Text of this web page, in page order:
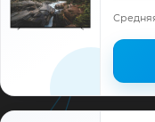
месяцев.